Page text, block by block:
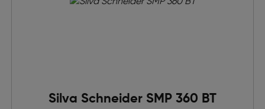
Silva Schneider SMP 360 BT